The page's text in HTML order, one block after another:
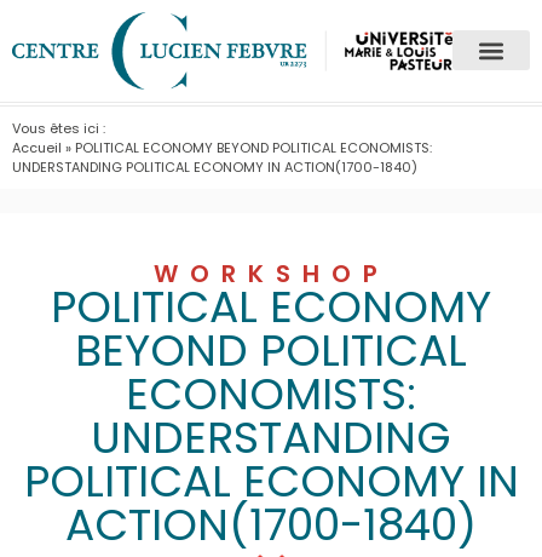
Vous êtes ici :
Accueil » POLITICAL ECONOMY BEYOND POLITICAL ECONOMISTS:
UNDERSTANDING POLITICAL ECONOMY IN ACTION(1700-1840)
WORKSHOP
POLITICAL ECONOMY
BEYOND POLITICAL
ECONOMISTS:
UNDERSTANDING
POLITICAL ECONOMY IN
ACTION(1700-1840)